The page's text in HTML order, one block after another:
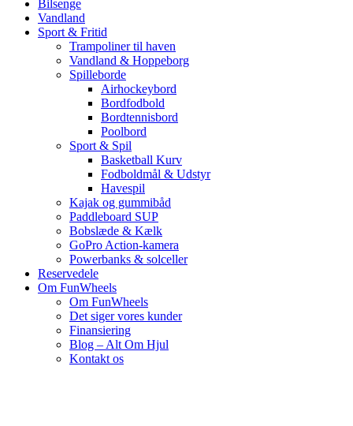
Bilsenge
Vandland
Sport & Fritid
Trampoliner til haven
Vandland & Hoppeborg
Spilleborde
Airhockeybord
Bordfodbold
Bordtennisbord
Poolbord
Sport & Spil
Basketball Kurv
Fodboldmål & Udstyr
Havespil
Kajak og gummibåd
Paddleboard SUP
Bobslæde & Kælk
GoPro Action-kamera
Powerbanks & solceller
Reservedele
Om FunWheels
Om FunWheels
Det siger vores kunder
Finansiering
Blog – Alt Om Hjul
Kontakt os